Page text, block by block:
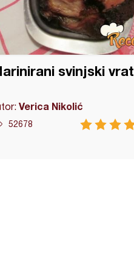
svinjski vrat
Verica Nikolić
52678